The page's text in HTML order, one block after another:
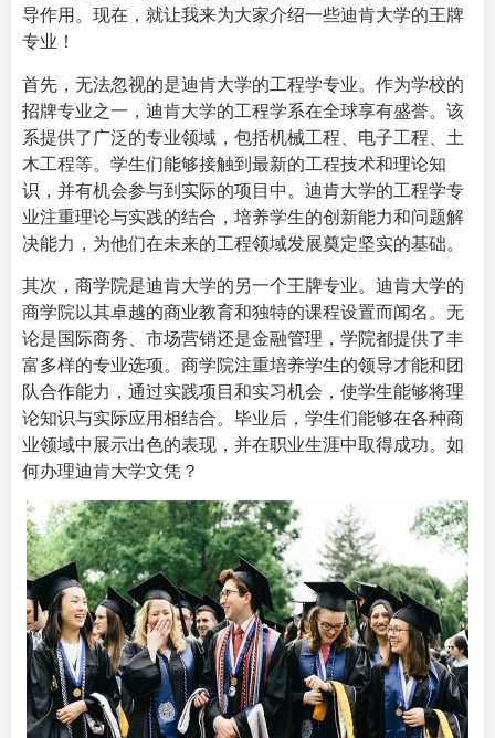
导作用。现在，就让我来为大家介绍一些迪肯大学的王牌
专业！
首先，无法忽视的是迪肯大学的工程学专业。作为学校的
招牌专业之一，迪肯大学的工程学系在全球享有盛誉。该
系提供了广泛的专业领域，包括机械工程、电子工程、土
木工程等。学生们能够接触到最新的工程技术和理论知
识，并有机会参与到实际的项目中。迪肯大学的工程学专
业注重理论与实践的结合，培养学生的创新能力和问题解
决能力，为他们在未来的工程领域发展奠定坚实的基础。
其次，商学院是迪肯大学的另一个王牌专业。迪肯大学的
商学院以其卓越的商业教育和独特的课程设置而闻名。无
论是国际商务、市场营销还是金融管理，学院都提供了丰
富多样的专业选项。商学院注重培养学生的领导才能和团
队合作能力，通过实践项目和实习机会，使学生能够将理
论知识与实际应用相结合。毕业后，学生们能够在各种商
业领域中展示出色的表现，并在职业生涯中取得成功。如
何办理迪肯大学文凭 ？